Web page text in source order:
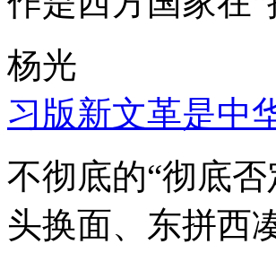
杨光
习版新文革是中
不彻底的“彻底
头换面、东拼西